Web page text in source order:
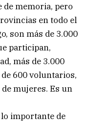
de memoria, pero
en todo el
son más de 3.000
participan,
más de 3.000
600 voluntarios,
mujeres. Es un
lo importante de